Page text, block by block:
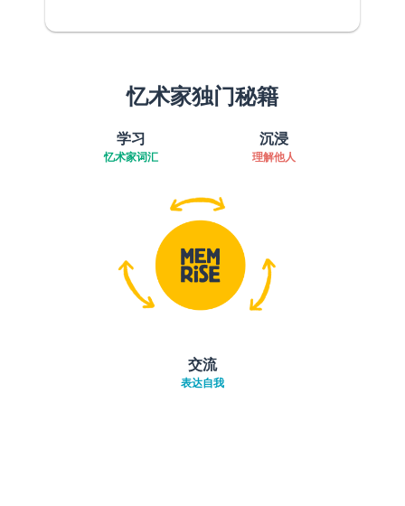
忆术家独门秘籍
学习
忆术家词汇
沉浸
理解他人
交流
表达自我